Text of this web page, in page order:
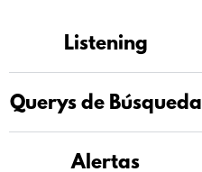
Listening
Querys de Búsqueda
Alertas